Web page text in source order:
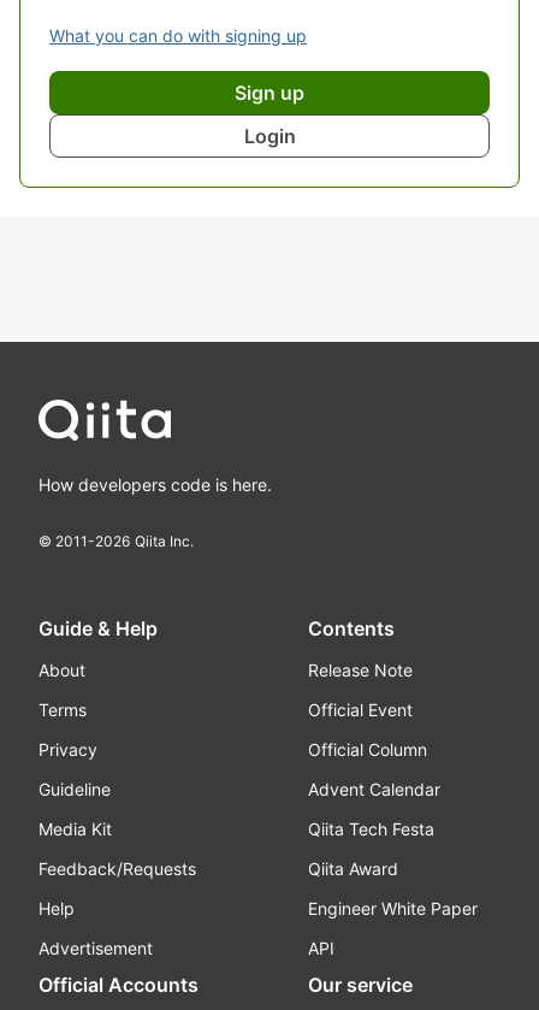
What you can do with signing up
Sign up
Login
How developers code is here.
© 2011-2026 Qiita Inc.
Guide & Help
About
Terms
Privacy
Guideline
Media Kit
Feedback/Requests
Help
Advertisement
Contents
Release Note
Official Event
Official Column
Advent Calendar
Qiita Tech Festa
Qiita Award
Engineer White Paper
API
Official Accounts Our service